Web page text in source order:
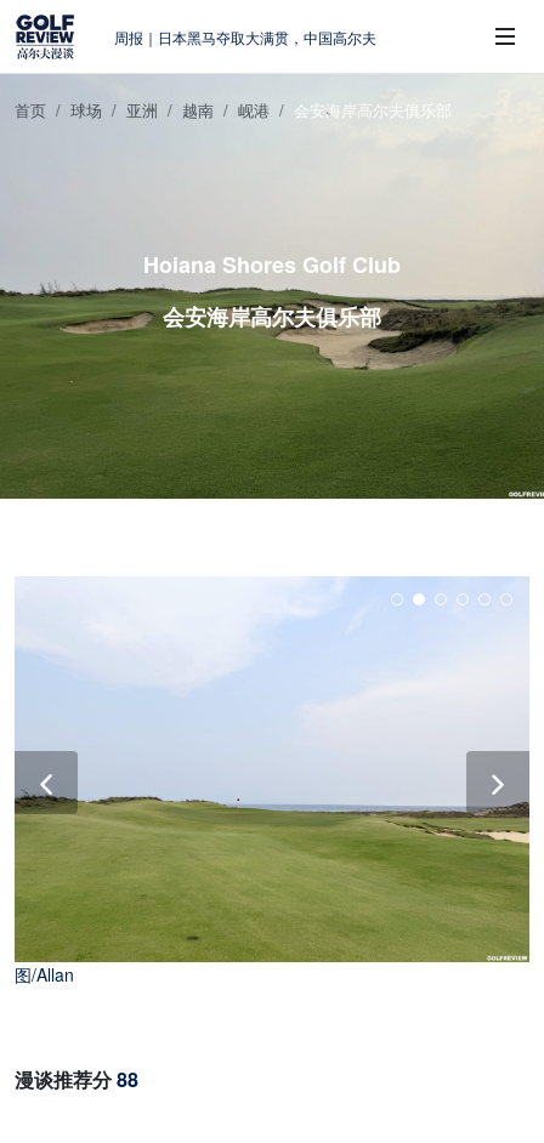
的差距在哪？
大满贯球场设置的演变和期许
AIG英国女子公开赛，一场大满贯的50年
首页 球场 亚洲 越南 岘港 会安海岸高尔夫俱乐部
Hoiana Shores Golf Club
会安海岸高尔夫俱乐部
图/Allan
漫谈推荐分88